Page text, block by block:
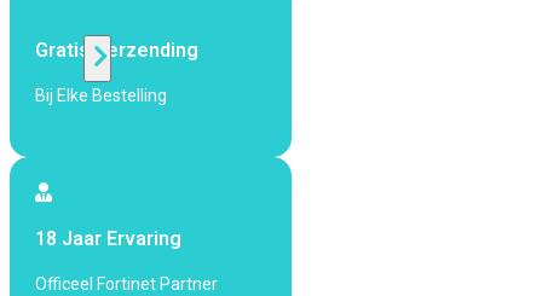
Alle
Fi
Generatie
Gratis Verzending
Bij Elke Bestelling
18 Jaar Ervaring
Officeel Fortinet Partner